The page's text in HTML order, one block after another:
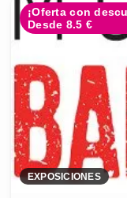
¡Oferta con
Desde 8.5 €
EXPOSICIONES